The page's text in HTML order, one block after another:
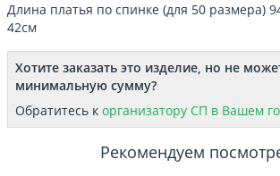
Длина платья по спинке (для 50 размера)
42см
Хотите заказать это изделие, но не
минимальную сумму?
Обратитесь к организатору СП в Вашем
Рекомендуем